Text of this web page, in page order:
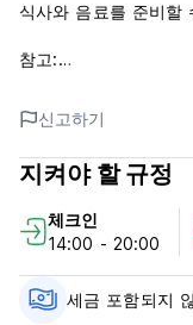
식사와 음료를 준비할
참고:
늦은 취소 또는 노쇼 –
도착 시 현금 또는 신
체크인: 14:00
체크아웃: 10:00
도시세는 가격에 포함
추가됩니다(2.20
language)
신고하기
지켜야 할 규정
체크인
14:00 - 20:00
세금 포함되지